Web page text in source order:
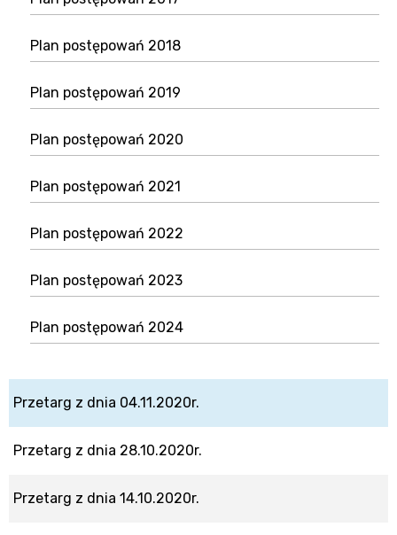
Plan postępowań 2018
Plan postępowań 2019
Plan postępowań 2020
Plan postępowań 2021
Plan postępowań 2022
Plan postępowań 2023
Plan postępowań 2024
Przetarg z dnia 04.11.2020r.
Przetarg z dnia 28.10.2020r.
Przetarg z dnia 14.10.2020r.